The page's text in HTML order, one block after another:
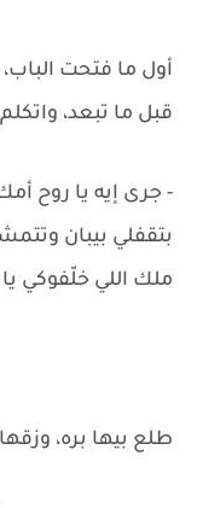
أول ما فتحت
قبل ما تبعد،
- جرى إيه يا روح
بتقفلي بيبان
ملك اللي خلّفوكي يا
طلع بيها بره،